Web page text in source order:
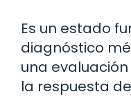
Es un estado
diagnóstico
una
la respuesta